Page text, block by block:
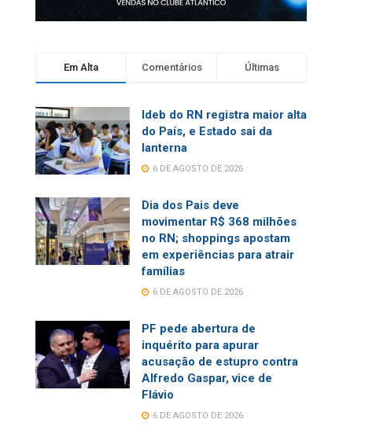
Em Alta Comentários Últimas
Ideb do RN registra maior alta
do País, e Estado sai da
lanterna
6 DE AGOSTO DE 2026
Dia dos Pais deve
movimentar R$ 368 milhões
no RN; shoppings apostam
em experiências para atrair
famílias
6 DE AGOSTO DE 2026
PF pede abertura de
inquérito para apurar
acusação de estupro contra
Alfredo Gaspar, vice de
Flávio
6 DE AGOSTO DE 2026